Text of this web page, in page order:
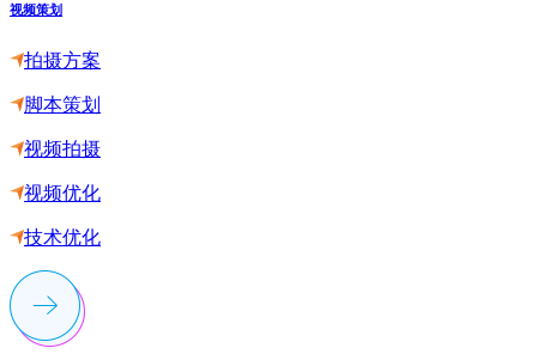
视频策划
拍摄方案
脚本策划
视频拍摄
视频优化
技术优化